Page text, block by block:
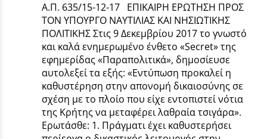
Α.Π. 635/15-12-17 ΕΠΙΚΑΙΡΗ ΕΡΩΤΗΣΗ ΠΡΟΣ
ΤΟΝ ΥΠΟΥΡΓΟ ΝΑΥΤΙΛΙΑΣ ΚΑΙ ΝΗΣΙΩΤΙΚΗΣ
ΠΟΛΙΤΙΚΗΣ Στις 9 Δεκεμβρίου 2017 το γνωστό
και καλά ενημερωμένο ένθετο «Secret» της
εφημερίδας «Παραπολιτικά», δημοσίευσε
αυτολεξεί τα εξής: «Εντύπωση προκαλεί η
καθυστέρηση στην απονομή δικαιοσύνης σε
σχέση με το πλοίο που είχε εντοπιστεί νότια
της Κρήτης να μεταφέρει λαθραία τσιγάρα».
Ερωτάσθε: 1. Πράγματι έχει καθυστερήσει